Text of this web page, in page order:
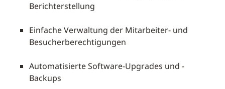
Berichterstellung
Einfache Verwaltung der Mitarbeiter- und
Besucherberechtigungen
Automatisierte Software-Upgrades und -
Backups